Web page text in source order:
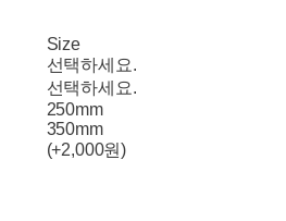
Size
선택하세요.
선택하세요.
250mm
350mm
(+2,000원)